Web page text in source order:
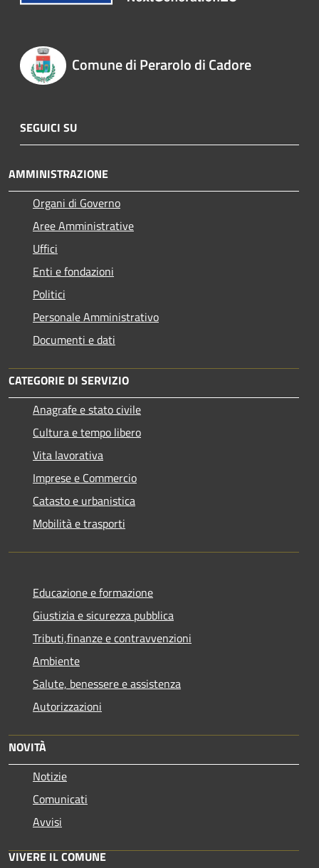
Comune di Perarolo di Cadore
SEGUICI SU
AMMINISTRAZIONE
Organi di Governo
Aree Amministrative
Uffici
Enti e fondazioni
Politici
Personale Amministrativo
Documenti e dati
CATEGORIE DI SERVIZIO
Anagrafe e stato civile
Cultura e tempo libero
Vita lavorativa
Imprese e Commercio
Catasto e urbanistica
Mobilità e trasporti
Educazione e formazione
Giustizia e sicurezza pubblica
Tributi,finanze e contravvenzioni
Ambiente
Salute, benessere e assistenza
Autorizzazioni
NOVITÀ
Notizie
Comunicati
Avvisi
VIVERE IL COMUNE